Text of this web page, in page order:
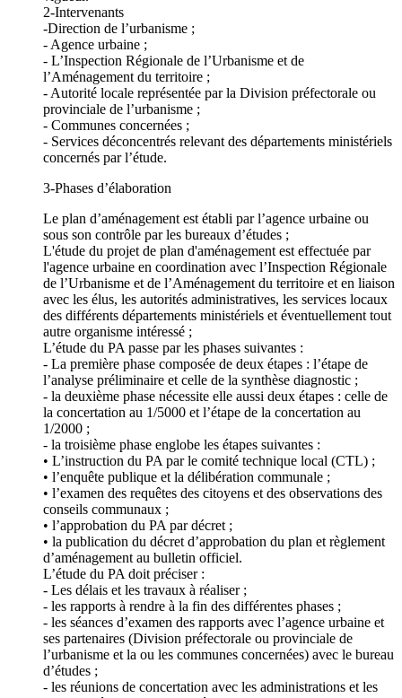
2-Intervenants
-Direction de l’urbanisme ;
- Agence urbaine ;
- L’Inspection Régionale de l’Urbanisme et de
l’Aménagement du territoire ;
- Autorité locale représentée par la Division préfectorale ou
provinciale de l’urbanisme ;
- Communes concernées ;
- Services déconcentrés relevant des départements ministériels
concernés par l’étude.
3-Phases d’élaboration
Le plan d’aménagement est établi par l’agence urbaine ou
sous son contrôle par les bureaux d’études ;
L'étude du projet de plan d'aménagement est effectuée par
l'agence urbaine en coordination avec l’Inspection Régionale
de l’Urbanisme et de l’Aménagement du territoire et en liaison
avec les élus, les autorités administratives, les services locaux
des différents départements ministériels et éventuellement tout
autre organisme intéressé ;
L’étude du PA passe par les phases suivantes :
- La première phase composée de deux étapes : l’étape de
l’analyse préliminaire et celle de la synthèse diagnostic ;
- la deuxième phase nécessite elle aussi deux étapes : celle de
la concertation au 1/5000 et l’étape de la concertation au
1/2000 ;
- la troisième phase englobe les étapes suivantes :
• L’instruction du PA par le comité technique local (CTL) ;
• l’enquête publique et la délibération communale ;
• l’examen des requêtes des citoyens et des observations des
conseils communaux ;
• l’approbation du PA par décret ;
• la publication du décret d’approbation du plan et règlement
d’aménagement au bulletin officiel.
L’étude du PA doit préciser :
- Les délais et les travaux à réaliser ;
- les rapports à rendre à la fin des différentes phases ;
- les séances d’examen des rapports avec l’agence urbaine et
ses partenaires (Division préfectorale ou provinciale de
l’urbanisme et la ou les communes concernées) avec le bureau
d’études ;
- les réunions de concertation avec les administrations et les